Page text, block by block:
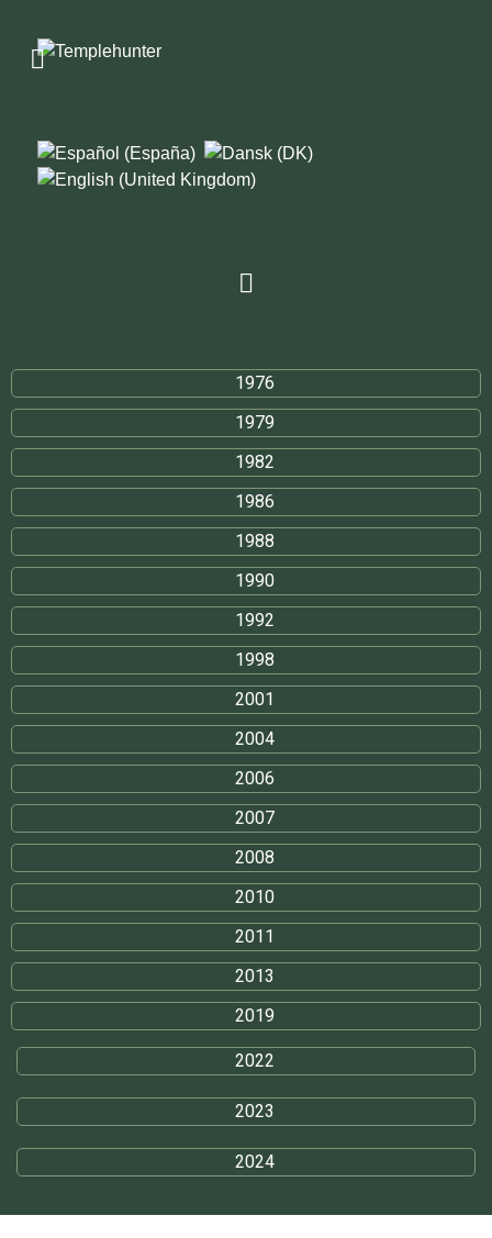
1976
1979
1982
1986
1988
1990
1992
1998
2001
2004
2006
2007
2008
2010
2011
2013
2019
2022
2023
2024